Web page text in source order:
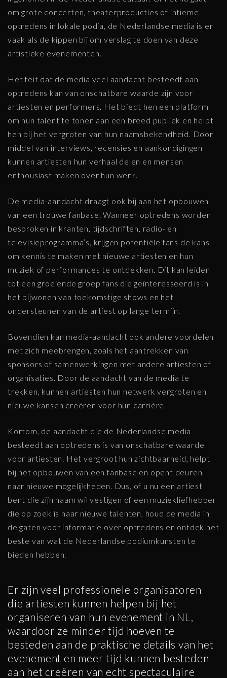
om grote concerten, theaterproducties of intieme
optredens in lokale podia, de Nederlandse media is er
vaak als de kippen bij om verslag te doen van deze
artistieke evenementen.
Het feit dat de media veel aandacht besteedt aan
optredens kan van onschatbare waarde zijn voor
artiesten en performers. Het biedt hen een platform
om hun talent te tonen aan een breed publiek en helpt
hen bij het vergroten van hun naamsbekendheid. Door
middel van interviews, recensies en aankondigingen
kunnen artiesten hun verhaal delen en mensen
enthousiast maken over hun werk.
De media-aandacht draagt ook bij aan het opbouwen
van een trouwe fanbase. Wanneer optredens worden
besproken in kranten, tijdschriften, radio- en
televisieprogramma’s, krijgen potentiële fans de kans
om kennis te maken met nieuwe artiesten en hun
muziek of performances te ontdekken. Dit kan leiden
tot een groeiende groep fans die geïnteresseerd is in
het bijwonen van toekomstige shows en het
ondersteunen van de artiest op lange termijn.
Bovendien kan media-aandacht ook andere voordelen
met zich meebrengen, zoals het aantrekken van
sponsors of samenwerkingen met andere artiesten of
organisaties. Door de aandacht van de media te
trekken, kunnen artiesten hun netwerk vergroten en
nieuwe kansen creëren voor hun carrière.
Kortom, de aandacht die de Nederlandse media
besteedt aan optredens is van onschatbare waarde
voor artiesten. Het vergroot hun zichtbaarheid, helpt
bij het opbouwen van een fanbase en opent deuren
naar nieuwe mogelijkheden. Dus, of u nu een artiest
bent die zijn naam wil vestigen of een muziekliefhebber
die op zoek is naar nieuwe talenten, houd de media in
de gaten voor informatie over optredens en ontdek het
beste van wat de Nederlandse podiumkunsten te
bieden hebben.
Er zijn veel professionele organisatoren
die artiesten kunnen helpen bij het
organiseren van hun evenement in NL,
waardoor ze minder tijd hoeven te
besteden aan de praktische details van het
evenement en meer tijd kunnen besteden
aan het creëren van echt spectaculaire